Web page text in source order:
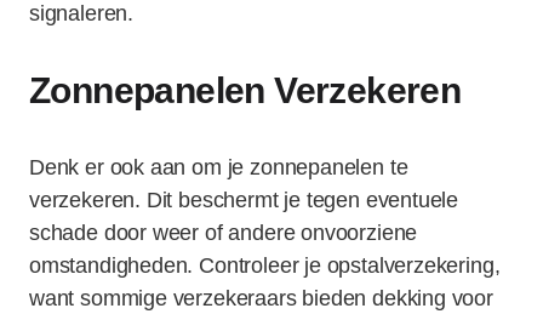
signaleren.
Zonnepanelen Verzekeren
Denk er ook aan om je zonnepanelen te
verzekeren. Dit beschermt je tegen eventuele
schade door weer of andere onvoorziene
omstandigheden. Controleer je opstalverzekering,
want sommige verzekeraars bieden dekking voor